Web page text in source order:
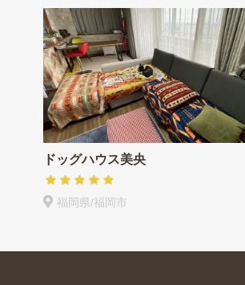
ドッグハウス美央
福岡県/福岡市